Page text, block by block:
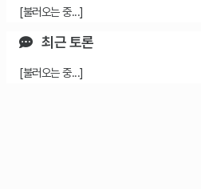
[불러오는 중...]
최근 토론
[불러오는 중...]